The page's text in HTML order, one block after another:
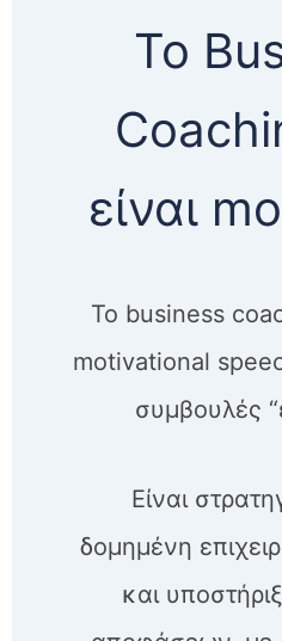
Το
είναι
Το business
motivational
συμβουλές
Είναι
δομημένη
και